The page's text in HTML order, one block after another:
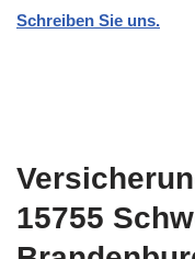
Schreiben Sie uns.
15755